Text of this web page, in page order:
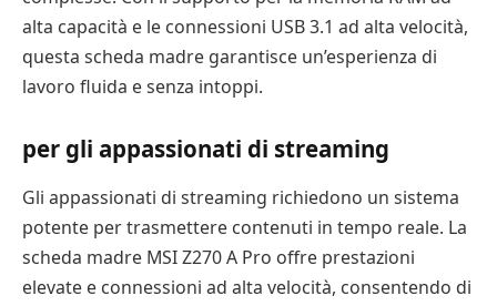
alta capacità e le connessioni USB 3.1 ad alta velocità,
questa scheda madre garantisce un’esperienza di
lavoro fluida e senza intoppi.
per gli appassionati di streaming
Gli appassionati di streaming richiedono un sistema
potente per trasmettere contenuti in tempo reale. La
scheda madre MSI Z270 A Pro offre prestazioni
elevate e connessioni ad alta velocità, consentendo di